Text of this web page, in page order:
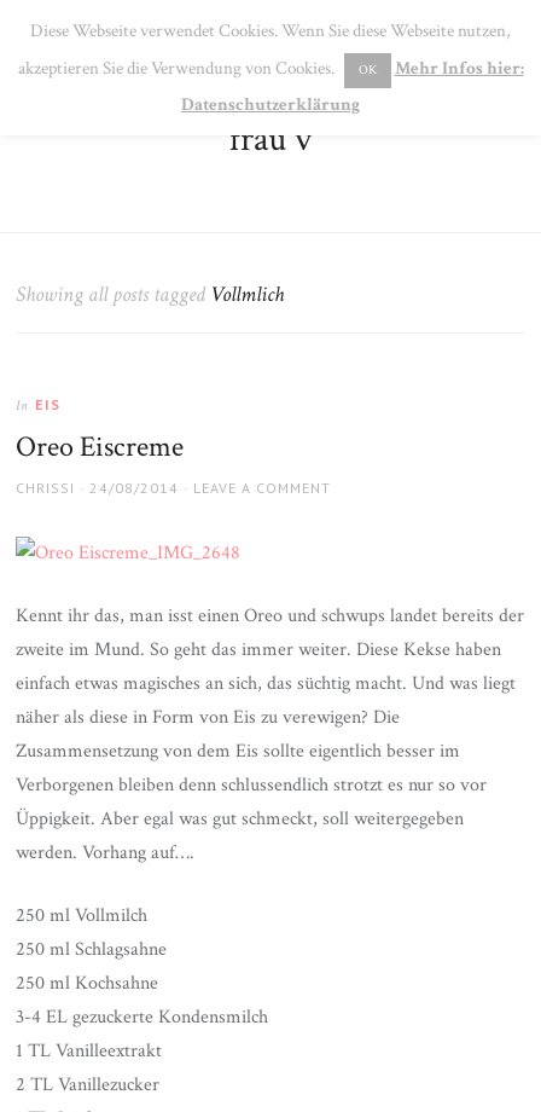
MENU
frau v
Showing all posts tagged Vollmlich
In EIS
Oreo Eiscreme
AUTHOR
CHRISSI
POSTED
24/08/2014 LEAVE A COMMENT
Kennt ihr das, man isst einen Oreo und schwups landet bereits der
zweite im Mund. So geht das immer weiter. Diese Kekse haben
einfach etwas magisches an sich, das süchtig macht. Und was liegt
näher als diese in Form von Eis zu verewigen? Die
Zusammensetzung von dem Eis sollte eigentlich besser im
Verborgenen bleiben denn schlussendlich strotzt es nur so vor
Üppigkeit. Aber egal was gut schmeckt, soll weitergegeben
werden. Vorhang auf….
250 ml Vollmilch
250 ml Schlagsahne
250 ml Kochsahne
3-4 EL gezuckerte Kondensmilch
1 TL Vanilleextrakt
2 TL Vanillezucker
Diese Webseite verwendet Cookies. Wenn Sie diese Webseite nutzen,
akzeptieren Sie die Verwendung von Cookies.
OK
Mehr Infos hier:
Datenschutzerklärung